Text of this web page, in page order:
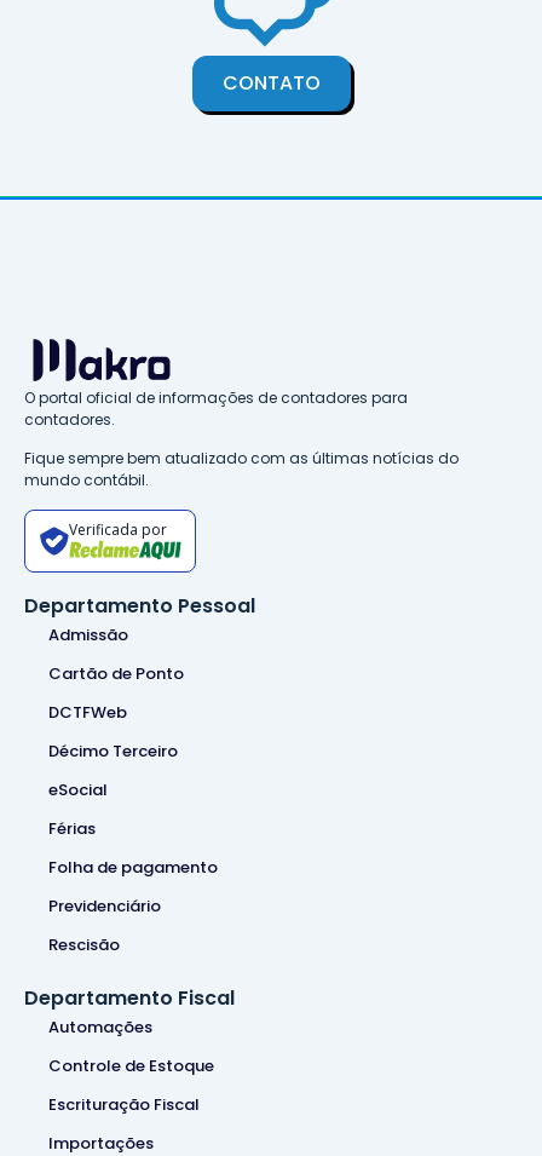
CONTATO
O portal oficial de informações de contadores para
contadores.
Fique sempre bem atualizado com as últimas notícias do
mundo contábil.
Verificada por
Departamento Pessoal
Admissão
Cartão de Ponto
DCTFWeb
Décimo Terceiro
eSocial
Férias
Folha de pagamento
Previdenciário
Rescisão
Departamento Fiscal
Automações
Controle de Estoque
Escrituração Fiscal
Importações